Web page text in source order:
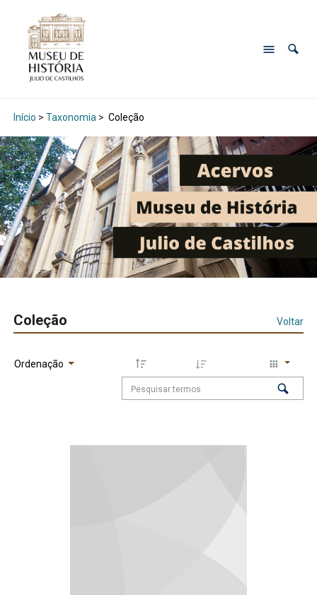
Início > Taxonomia > Coleção
Coleção Voltar
Ordenação